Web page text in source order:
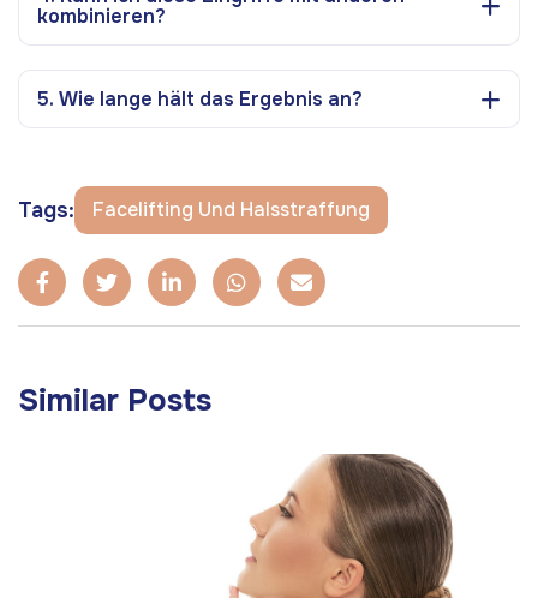
kombinieren?
5. Wie lange hält das Ergebnis an?
Tags: Facelifting Und Halsstraffung
Similar Posts